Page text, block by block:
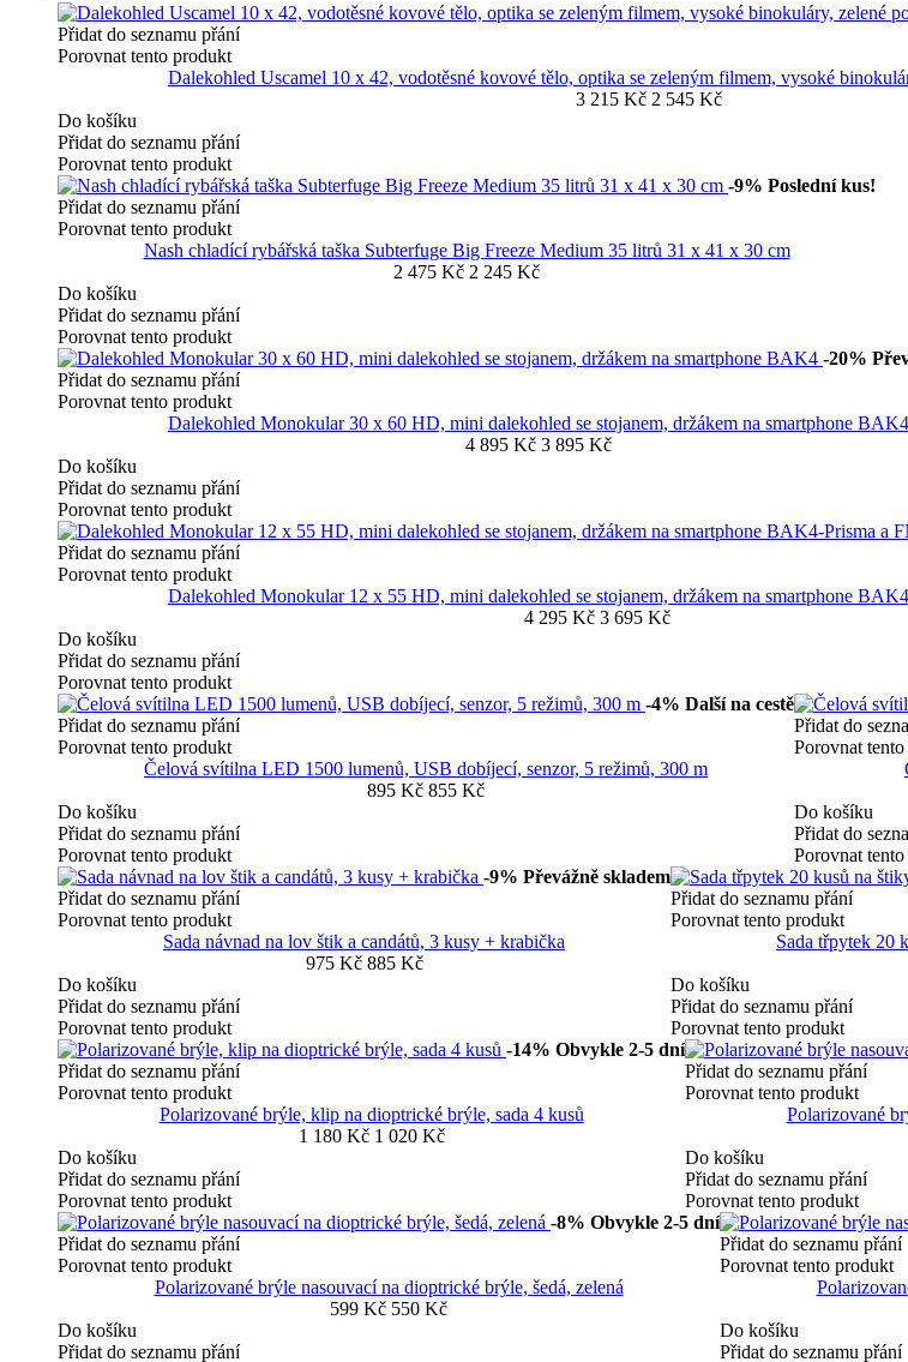
Přidat do seznamu přání
Porovnat tento produkt
Dalekohled Uscamel 10 x 42, vodotěsné kovové tělo, optika se zeleným filmem, vysoké
3 215 Kč 2 545 Kč
Do košíku
Přidat do seznamu přání
Porovnat tento produkt
-9% Poslední kus!
Přidat do seznamu přání
Porovnat tento produkt
Nash chladící rybářská taška Subterfuge Big Freeze Medium 35 litrů 31 x 41 x 30 cm
2 475 Kč 2 245 Kč
Do košíku
Přidat do seznamu přání
Porovnat tento produkt
-20%
Přidat do seznamu přání
Porovnat tento produkt
Dalekohled Monokular 30 x 60 HD, mini dalekohled se stojanem, držákem na smartphone BAK4
4 895 Kč 3 895 Kč
Do košíku
Přidat do seznamu přání
Porovnat tento produkt
Přidat do seznamu přání
Porovnat tento produkt
Dalekohled Monokular 12 x 55 HD, mini dalekohled se stojanem, držákem na smartphone
4 295 Kč 3 695 Kč
Do košíku
Přidat do seznamu přání
Porovnat tento produkt
-4% Další na cestě
Přidat do seznamu přání
Porovnat tento produkt
Čelová svítilna LED 1500 lumenů, USB dobíjecí, senzor, 5 režimů, 300 m
895 Kč 855 Kč
Do košíku
Přidat do seznamu přání
Porovnat tento produkt
Přidat do
Porovnat
Do košíku
Přidat do
Porovnat
-9% Převážně skladem
Přidat do seznamu přání
Porovnat tento produkt
Sada návnad na lov štik a candátů, 3 kusy + krabička
975 Kč 885 Kč
Do košíku
Přidat do seznamu přání
Porovnat tento produkt
Přidat do seznamu přání
Porovnat tento produkt
Sada třpytek 20
Do košíku
Přidat do seznamu přání
Porovnat tento produkt
-14% Obvykle 2-5 dní
Přidat do seznamu přání
Porovnat tento produkt
Polarizované brýle, klip na dioptrické brýle, sada 4 kusů
1 180 Kč 1 020 Kč
Do košíku
Přidat do seznamu přání
Porovnat tento produkt
Přidat do seznamu přání
Porovnat tento produkt
Polarizované
Do košíku
Přidat do seznamu přání
Porovnat tento produkt
-8% Obvykle 2-5 dní
Přidat do seznamu přání
Porovnat tento produkt
Polarizované brýle nasouvací na dioptrické brýle, šedá, zelená
599 Kč 550 Kč
Do košíku
Přidat do seznamu přání
Přidat do seznamu přání
Porovnat tento produkt
Do košíku
Přidat do seznamu přání